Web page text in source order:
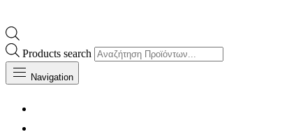
Products search
Navigation